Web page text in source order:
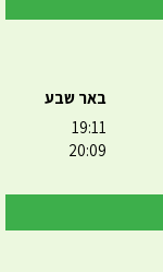
באר שבע
19:11
20:09